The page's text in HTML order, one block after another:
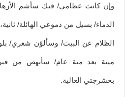
وإن كانت عظامي/ فيك سأشم
الدماء/ بسيل من دموعي الهائلة/
الظلام عن البيت/ وسألوّن شعري/
ميتة بعد مئة عام/ سأنهض من
بحشرجتي العالية.